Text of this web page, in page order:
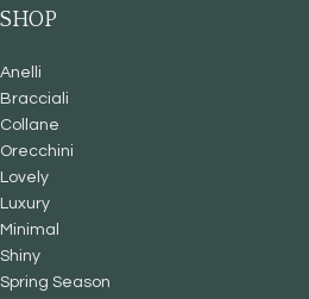
SHOP
Anelli
Bracciali
Collane
Orecchini
Lovely
Luxury
Minimal
Shiny
Spring Season